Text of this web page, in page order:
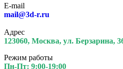
E-mail
mail@3d-r.ru
Адрес
123060, Москва, ул. Берзарина,
Режим работы
Пн-Пт: 9:00-19:00